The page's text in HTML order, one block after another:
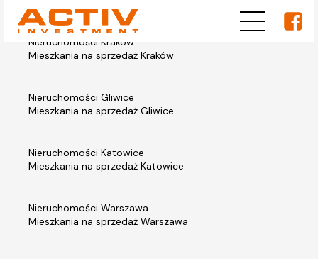
Nieruchomości Kraków
Mieszkania na sprzedaż Kraków
Nieruchomości Gliwice
Mieszkania na sprzedaż Gliwice
Nieruchomości Katowice
Mieszkania na sprzedaż Katowice
Nieruchomości Warszawa
Mieszkania na sprzedaż Warszawa